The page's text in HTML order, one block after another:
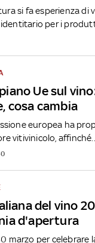
si fa esperienza di
per i
Ue sul
cosa cambia
europea ha
vitivinicolo,
del vino
d'apertura
marzo per celebrare